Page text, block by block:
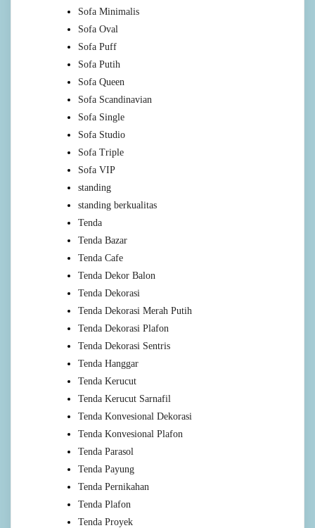
Sofa Minimalis
Sofa Oval
Sofa Puff
Sofa Putih
Sofa Queen
Sofa Scandinavian
Sofa Single
Sofa Studio
Sofa Triple
Sofa VIP
standing
standing berkualitas
Tenda
Tenda Bazar
Tenda Cafe
Tenda Dekor Balon
Tenda Dekorasi
Tenda Dekorasi Merah Putih
Tenda Dekorasi Plafon
Tenda Dekorasi Sentris
Tenda Hanggar
Tenda Kerucut
Tenda Kerucut Sarnafil
Tenda Konvesional Dekorasi
Tenda Konvesional Plafon
Tenda Parasol
Tenda Payung
Tenda Pernikahan
Tenda Plafon
Tenda Proyek